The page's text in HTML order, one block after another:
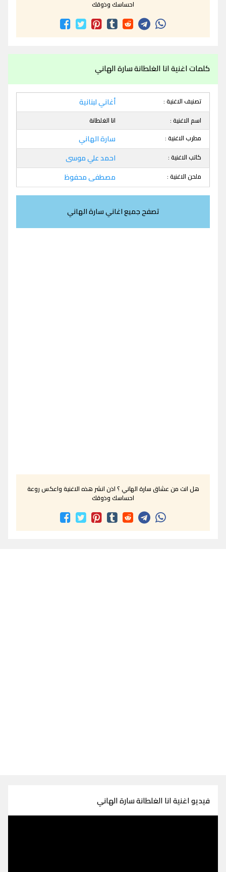
احساسك وذوقك
كلمات اغنية انا الغلطانة سارة الهاني
تصنيف الاغنية : أغاني لبنانية
اسم الاغنية :
انا الغلطانة
مطرب الاغنية :
سارة الهاني
كاتب الاغنية : احمد علي موسى
ملحن الاغنية : مصطفى محفوظ
تصفح جميع اغاني سارة الهاني
هل انت من عشاق سارة الهاني ؟ اذن انشر هذه الاغنية واعكس روعة
احساسك وذوقك
فيديو اغنية انا الغلطانة سارة الهاني